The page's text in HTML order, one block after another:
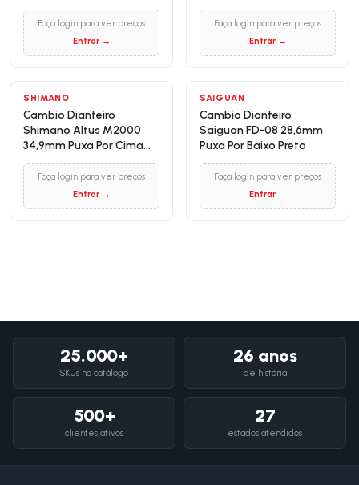
Pedivela Reduzido Index
Faça login para ver preços
Entrar →
Reduzido
Faça login para ver preços
Entrar →
SHIMANO
Cambio Dianteiro
Shimano Altus M2000
34,9mm Puxa Por Cima
Cromado
Faça login para ver preços
Entrar →
SAIGUAN
Cambio Dianteiro
Saiguan FD-08 28,6mm
Puxa Por Baixo Preto
Faça login para ver preços
Entrar →
25.000+
SKUs no catálogo
26 anos
de história
500+
clientes ativos
27
estados atendidos